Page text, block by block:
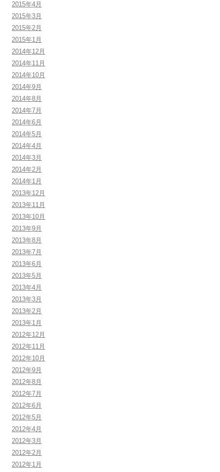
2015年4月
2015年3月
2015年2月
2015年1月
2014年12月
2014年11月
2014年10月
2014年9月
2014年8月
2014年7月
2014年6月
2014年5月
2014年4月
2014年3月
2014年2月
2014年1月
2013年12月
2013年11月
2013年10月
2013年9月
2013年8月
2013年7月
2013年6月
2013年5月
2013年4月
2013年3月
2013年2月
2013年1月
2012年12月
2012年11月
2012年10月
2012年9月
2012年8月
2012年7月
2012年6月
2012年5月
2012年4月
2012年3月
2012年2月
2012年1月